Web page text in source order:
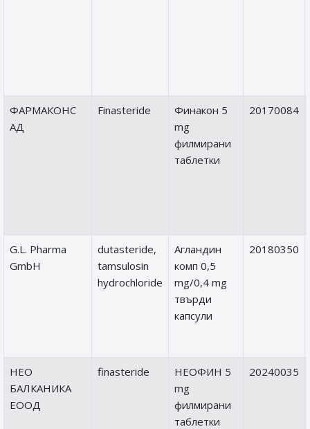
ФАРМАКОНС
АД
Finasteride
Финакон 5
mg
филмирани
таблетки
20170084
G.L. Pharma
GmbH
dutasteride,
tamsulosin
hydrochloride
Агландин
комп 0,5
mg/0,4 mg
твърди
капсули
20180350
НЕО
БАЛКАНИКА
ЕООД
finasteride
НЕОФИН 5
mg
филмирани
таблетки
20240035